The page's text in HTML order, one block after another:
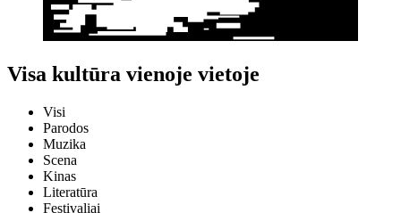
Visa kultūra vienoje vietoje
Visi
Parodos
Muzika
Scena
Kinas
Literatūra
Festivaliai